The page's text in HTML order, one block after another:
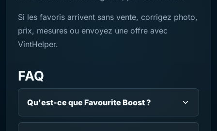
Si les favoris arrivent sans vente, corrigez photo,
prix, mesures ou envoyez une offre avec
VintHelper.
FAQ
Qu'est-ce que Favourite Boost ?